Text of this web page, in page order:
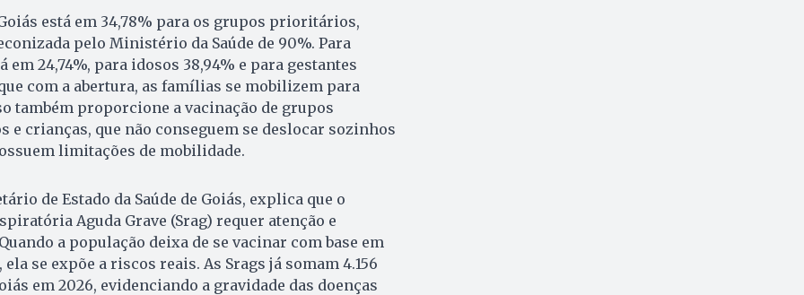
está em 34,78% para os grupos prioritários,
pelo Ministério da Saúde de 90%. Para
em 24,74%, para idosos 38,94% e para gestantes
com a abertura, as famílias se mobilizem para
também proporcione a vacinação de grupos
crianças, que não conseguem se deslocar sozinhos
limitações de mobilidade.
de Estado da Saúde de Goiás, explica que o
Aguda Grave (Srag) requer atenção e
a população deixa de se vacinar com base em
se expõe a riscos reais. As Srags já somam 4.156
em 2026, evidenciando a gravidade das doenças